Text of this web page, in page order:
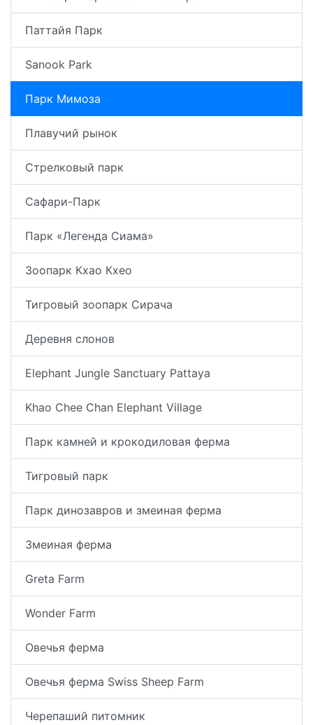
Паттайя Парк
Sanook Park
Парк Мимоза
Плавучий рынок
Стрелковый парк
Сафари-Парк
Парк «Легенда Сиама»
Зоопарк Кхао Кхео
Тигровый зоопарк Сирача
Деревня слонов
Elephant Jungle Sanctuary Pattaya
Khao Сhee Сhan Elephant Village
Парк камней и крокодиловая ферма
Тигровый парк
Парк динозавров и змеиная ферма
Змеиная ферма
Greta Farm
Wonder Farm
Овечья ферма
Овечья ферма Swiss Sheep Farm
Черепаший питомник